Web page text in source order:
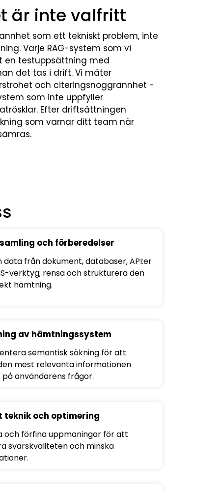
är inte valfritt
som ett tekniskt problem, inte
Varje RAG-system som vi
en testuppsättning med
det tas i drift. Vi mäter
och citeringsnoggrannhet -
som inte uppfyller
Efter driftsättningen
som varnar ditt team när
och förberedelser
data från dokument, databaser, API:er
verktyg; rensa och strukturera den
hämtning.
av hämtningssystem
semantisk sökning för att
mest relevanta informationen
användarens frågor.
teknik och optimering
och förfina uppmaningar för att
svarskvaliteten och minska